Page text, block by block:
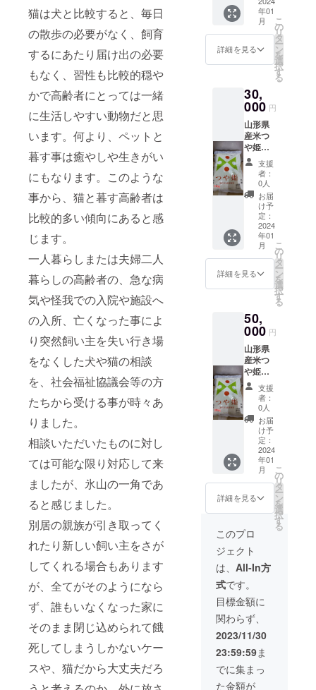
猫は犬と比較すると、毎日
の散歩の必要がなく、飼育
するにあたり届け出の必要
もなく、習性も比較的穏や
かで高齢者にとっては一緒
に生活しやすい動物だと思
います。何より、ペットと
暮す事は癒やしや生きがい
にもなります。このような
事から、猫と暮す高齢者は
比較的多い傾向にあると感
じます。
一人暮らしまたは夫婦二人
暮らしの高齢者の、急な病
気や怪我での入院や施設へ
の入所、亡くなった事によ
り突然飼い主を失い行き場
をなくした犬や猫の相談
を、社会福祉協議会等の方
たちから受ける事が時々あ
りました。
相談いただいたものに対し
ては可能な限り対応して来
ましたが、氷山の一角であ
ると感じました。
別居の親族が引き取ってく
れたり新しい飼い主をさが
してくれる場合もあります
が、全てがそのようになら
ず、誰もいなくなった家に
そのまま閉じ込められて餓
死してしまうしかないケー
スや、猫だから大丈夫だろ
載を希
望され
るお名
前をご
記入下
場合は
イニ
シャル
にて掲
載させ
ていた
だきま
す。 ※
原材料
及び添
加物等
の食品
表示は
お届け
商品の
ラベル
に記載
前には
必ずお
届けの
リター
ンに添
付され
たラベ
ルや注
意書き
をご確
認下さ
い ※実
際にお
届けす
るリ
とパッ
ケージ
ザイン
が異な
る場合
があり
で、あ
らかじ
めご了
承下さ
い
への掲
載 お礼
のメッ
セー
ジ、手
紙をお
たしま
す
※SNS掲
載期
間
SNSが
存続す
る限り
※支援
時、必
ず備考
欄に掲
載を希
望され
るお名
前をご
記入下
場合は
イニ
シャル
にて掲
載させ
ていた
だきま
す。 ※
原材料
及び添
加物等
の食品
表示は
お届け
商品の
ラベル
に記載
品開封
必ずお
届けの
リター
ンに添
付され
たラベ
ルや注
意書き
認下さ
い ※実
際にお
年01
月
詳細を見る
こ
の
リ
タ
ー
ン
を
選
択
す
る
30,
000 円
山形県
産米つ
や姫
１０キ
ロ（新
米） ブ
ログ、
Instagr
am、
Twitter
への掲
載 お礼
のメッ
セー
ジ、手
紙をお
たしま
す
※SNS掲
載期
間
SNSが
存続す
る限り
※支援
時、必
ず備考
欄に掲
載を希
望され
るお名
前をご
記入下
のない
場合は
イニ
シャル
にて掲
載させ
ていた
だきま
す。 ※
原材料
及び添
加物等
の食品
表示は
支援
者：
0人
お届
け予
定：
2024
年01
月
詳細を見る
こ
の
リ
タ
ー
ン
を
選
択
す
る
50,
000 円
山形県
産米つ
や姫
２０キ
ロ（新
米） ブ
ログ、
Instagr
am、
Twitter
への掲
載 お礼
のメッ
セー
ジ、手
紙をお
送りい
たしま
す
※SNS掲
載期
間
SNSが
存続す
る限り
※支援
時、必
ず備考
欄に掲
載を希
望され
支援
者：
0人
お届
け予
定：
2024
年01
月
詳細を見る
こ
の
リ
タ
ー
ン
を
選
択
す
る
このプロ
ジェクト
は、 All-In方
式です。
目標金額に
関わらず、
2023/11/30
23:59:59ま
でに集まっ
た金額が